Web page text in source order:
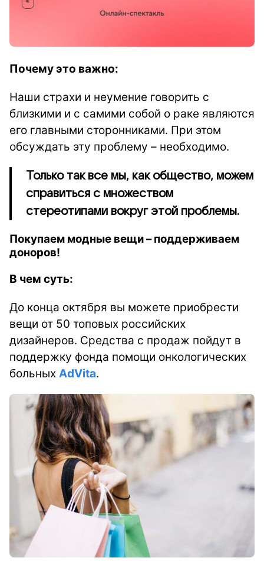
Почему это важно:
Наши страхи и неумение говорить с
близкими и с самими собой о раке являются
его главными сторонниками. При этом
обсуждать эту проблему – необходимо.
Только так все мы, как общество, можем
справиться с множеством
стереотипами вокруг этой проблемы.
Покупаем модные вещи – поддерживаем
доноров!
В чем суть:
До конца октября вы можете приобрести
вещи от 50 топовых российских
дизайнеров. Средства с продаж пойдут в
поддержку фонда помощи онкологических
больных AdVita.